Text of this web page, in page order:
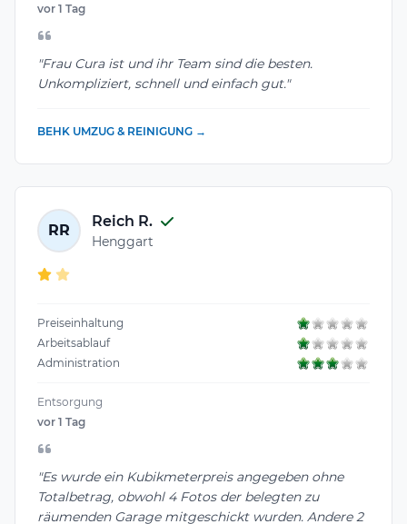
vor 1 Tag
"Frau Cura ist und ihr Team sind die besten.
Unkompliziert, schnell und einfach gut."
BEHK UMZUG & REINIGUNG →
RR
Reich R.
Henggart
Preiseinhaltung
Arbeitsablauf
Administration
Entsorgung
vor 1 Tag
"Es wurde ein Kubikmeterpreis angegeben ohne
Totalbetrag, obwohl 4 Fotos der belegten zu
räumenden Garage mitgeschickt wurden. Andere 2